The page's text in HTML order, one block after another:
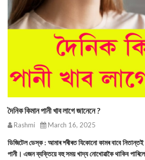
দৈনিক কিমান পানী খাব লাগে জানেনে ?
Rashmi March 16, 2025
ডিজিটেল ডেস্ক : আমাৰ শৰীৰত যিকোনো কামৰ বাবে
পানী। এজন ব্যক্তিয়ে বহু সময় খাদ্য নোখোৱাকৈ থাকিব